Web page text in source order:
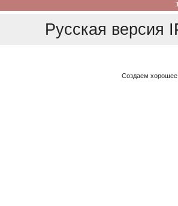
Русская версия
Создаем